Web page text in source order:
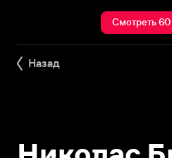
Смотреть 60
Назад